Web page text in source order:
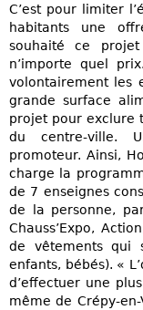
C’est pour limiter
habitants une
souhaité ce
n’importe quel
volontairement les
grande surface
projet pour exclure
du centre‐ville.
promoteur. Ainsi,
charge la
de 7 enseignes
de la personne,
Chauss’Expo,
de vêtements qui
enfants, bébés). «
d’effectuer une
même de